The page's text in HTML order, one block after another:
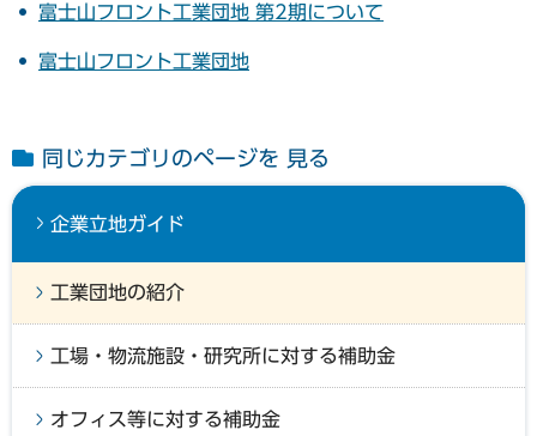
富士山フロント工業団地 第2期について
富士山フロント工業団地
同じカテゴリのページを 見る
企業立地ガイド
工業団地の紹介
工場・物流施設・研究所に対する補助金
オフィス等に対する補助金